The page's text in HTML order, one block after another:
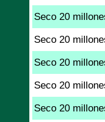
Seco 20
Seco 20
Seco 20
Seco 20
Seco 20